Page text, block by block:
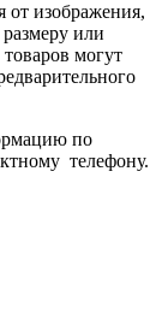
от изображения,
или
могут
по
телефону.